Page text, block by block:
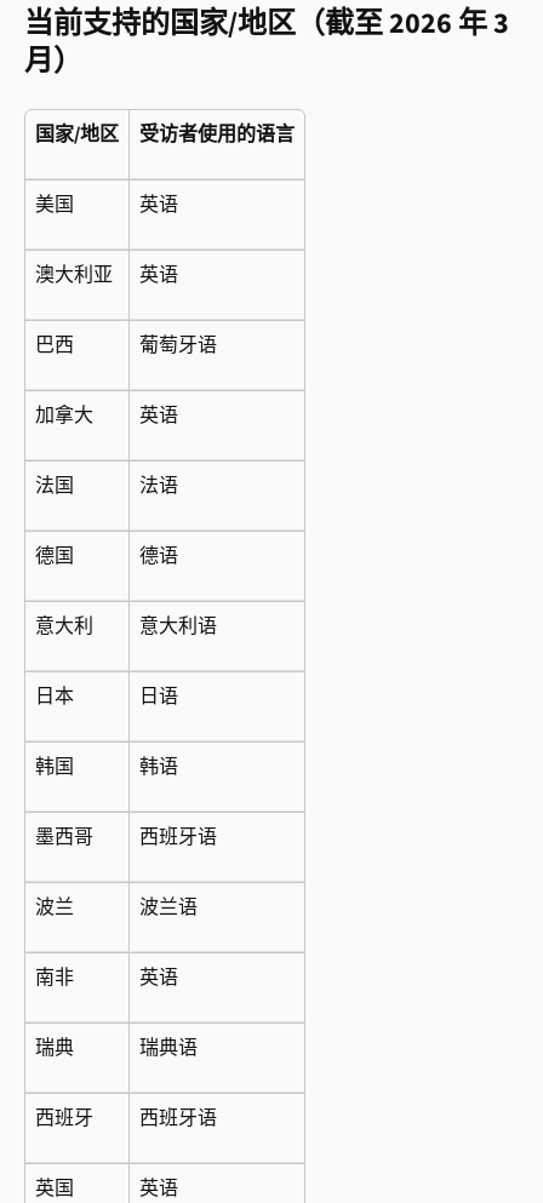
当前支持的国家/地区（截至 2026 年 3
月）
国家/地区 受访者使用的语言
美国 英语
澳大利亚 英语
巴西 葡萄牙语
加拿大 英语
法国 法语
德国 德语
意大利 意大利语
日本 日语
韩国 韩语
墨西哥 西班牙语
波兰 波兰语
南非 英语
瑞典 瑞典语
西班牙 西班牙语
英国 英语